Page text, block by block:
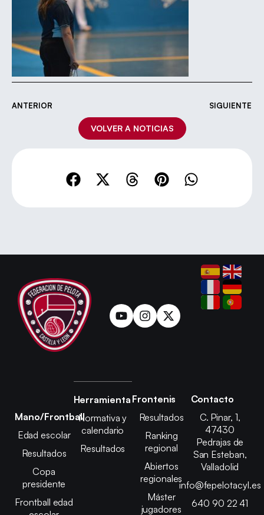
ANTERIOR SIGUIENTE
VOLVER A NOTICIAS
Mano/Frontball
Edad escolar
Resultados
Copa
presidente
Frontball edad
Herramienta
Normativa y
calendario
Resultados
Frontenis
Resultados
Ranking
regional
Abiertos
regionales
Máster
jugadores
Contacto
C. Pinar, 1,
47430
Pedrajas de
San Esteban,
Valladolid
info@fepelotacyl.es
640 90 22 41